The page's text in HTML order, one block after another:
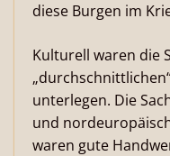
diese Burgen im
Kulturell waren die
unterlegen. Die
und
waren gute